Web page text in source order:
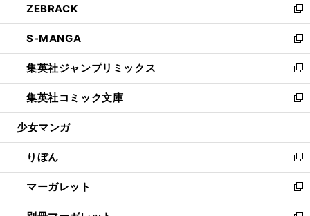
く
で
開
く
ド
ウ
で
開
く
ィ
ン
ド
ウ
で
開
く
い
ウ
ィ
ン
ド
ウ
で
開
ZEBRACK
新
し
い
ウ
ィ
ン
ド
ウ
開
く
S-MANGA
新
し
い
ウ
ィ
ン
ウ
で
開
く
集英社ジャンプリミックス
新
し
い
ウ
ン
ド
ウ
で
開
集英社コミック文庫
新
し
ウ
ィ
ン
ド
ウ
少女マンガ
りぼん
新
し
い
ウ
マーガレット
新
し